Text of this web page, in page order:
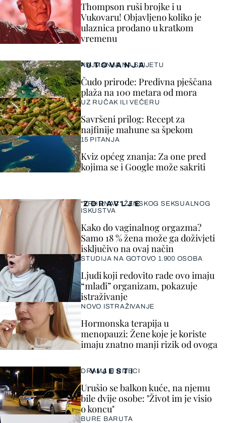
VIJESTI
DRAMA U RIJECI
Urušio se balkon kuće, na njemu
bile dvije osobe: "Život im je visio
o koncu"
BURE BARUTA
Thompson ruši brojke i u
Vukovaru! Objavljeno koliko je
ulaznica prodano u kratkom
vremenu
ZDRAVLJE
"VRHUNAC" ŽENSKOG SEKSUALNOG
ISKUSTVA
Kako do vaginalnog orgazma?
Samo 18 % žena može ga doživjeti
isključivo na ovaj način
STUDIJA NA GOTOVO 1.900 OSOBA
Ljudi koji redovito rade ovo imaju
“mlađi” organizam, pokazuje
istraživanje
NOVO ISTRAŽIVANJE
Hormonska terapija u
menopauzi: Žene koje je koriste
imaju znatno manji rizik od ovoga
PUTOVANJA
NAJMANJA NA SVIJETU
Čudo prirode: Predivna pješčana
plaža na 100 metara od mora
UZ RUČAK ILI VEČERU
Savršeni prilog: Recept za
najfinije mahune sa špekom
15 PITANJA
Kviz općeg znanja: Za one pred
kojima se i Google može sakriti